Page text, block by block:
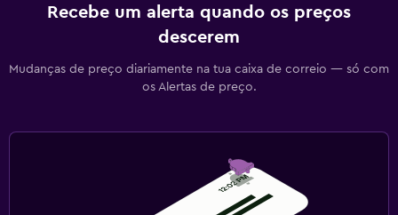
Recebe um alerta quando os preços
descerem
Mudanças de preço diariamente na tua caixa de correio — só com
os Alertas de preço.